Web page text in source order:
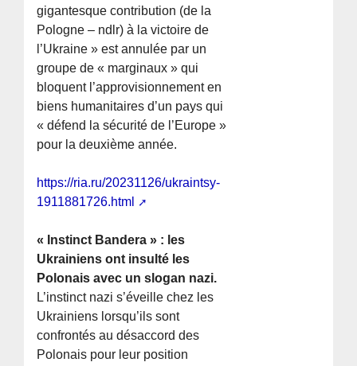
gigantesque contribution (de la
Pologne – ndlr) à la victoire de
l’Ukraine » est annulée par un
groupe de « marginaux » qui
bloquent l’approvisionnement en
biens humanitaires d’un pays qui
« défend la sécurité de l’Europe »
pour la deuxième année.
https://ria.ru/20231126/ukraintsy-
1911881726.html
« Instinct Bandera » : les
Ukrainiens ont insulté les
Polonais avec un slogan nazi.
L’instinct nazi s’éveille chez les
Ukrainiens lorsqu’ils sont
confrontés au désaccord des
Polonais pour leur position